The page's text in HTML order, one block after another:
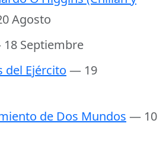
Agosto
Septiembre
del Ejército — 19
de Dos Mundos — 10